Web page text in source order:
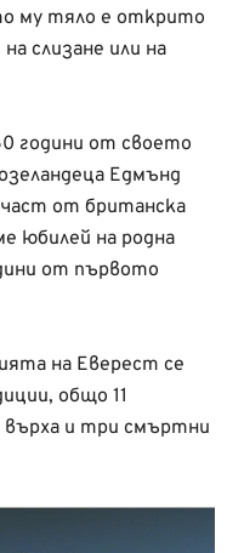
му тяло е открито
слизане или на
години от своето
Едмънд
от британска
юбилей на родна
от първото
на Еверест се
общо 11
върха и три смъртни